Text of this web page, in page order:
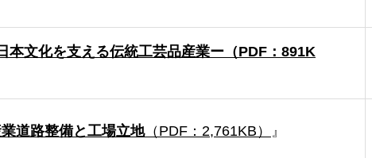
本文化を支える伝統工芸品産業ー（PDF：891K
道路整備と工場立地（PDF：2,761KB） 』